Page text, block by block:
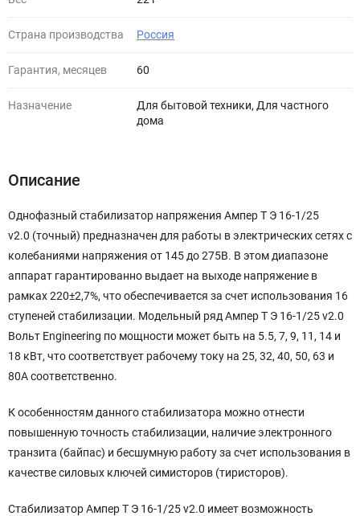
Страна производства Россия
Гарантия, месяцев 60
Назначение
Для бытовой техники, Для частного
дома
Описание
Однофазный стабилизатор напряжения Ампер Т Э 16-1/25
v2.0 (точный) предназначен для работы в электрических сетях с
колебаниями напряжения от 145 до 275В. В этом диапазоне
аппарат гарантированно выдает на выходе напряжение в
рамках 220±2,7%, что обеспечивается за счет использования 16
ступеней стабилизации. Модельный ряд Ампер Т Э 16-1/25 v2.0
Вольт Engineering по мощности может быть на 5.5, 7, 9, 11, 14 и
18 кВт, что соответствует рабочему току на 25, 32, 40, 50, 63 и
80А соответственно.
К особенностям данного стабилизатора можно отнести
повышенную точность стабилизации, наличие электронного
транзита (байпас) и бесшумную работу за счет использования в
качестве силовых ключей симисторов (тиристоров).
Стабилизатор Ампер Т Э 16-1/25 v2.0 имеет возможность